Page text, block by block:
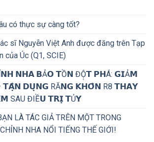
có thực sự càng tốt?
sĩ Nguyễn Việt Anh được đăng trên Tạp
của Úc (Q1, SCIE)
𝗡𝗛𝗔 𝗕Ả𝗢 𝗧Ồ𝗡 ĐỘ̣𝗧 𝗣𝗛Á: 𝗚𝗜Ả𝗠
𝗧𝗔̣̂𝗡 𝗗𝗨̣𝗡𝗚 RĂ𝗡𝗚 𝗞𝗛𝗢̂𝗡 R8 𝗧𝗛𝗔𝗬
SAU ĐIỀ𝗨 𝗧𝗥𝗜̣ 𝗧Ủ𝗬
LÀ TÁC GIẢ TRÊN MỘT TRONG
NHA NỔI TIẾNG THẾ GIỚI!